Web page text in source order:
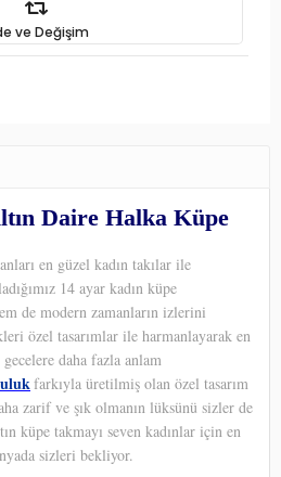
ve Değişim
Daire Halka Küpe
en güzel kadın takılar ile
14 ayar kadın küpe
de modern zamanların izlerini
özel tasarımlar ile harmanlayarak en
daha fazla anlam
farkıyla üretilmiş olan özel tasarım
zarif ve şık olmanın lüksünü sizler de
küpe takmayı seven kadınlar için en
sizleri bekliyor.